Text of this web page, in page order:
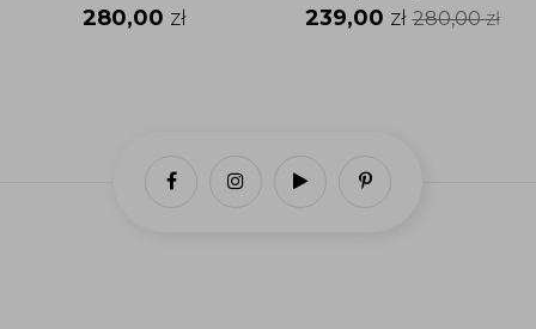
280,00 zł 239,00 zł 280,00zł